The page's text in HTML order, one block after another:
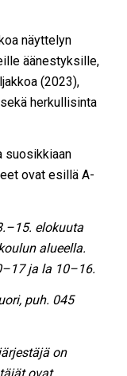
näyttelyn
äänestyksille,
(2023),
herkullisinta
suosikkiaan
ovat esillä A-
elokuuta
alueella.
ja la 10–16.
puh. 045
on